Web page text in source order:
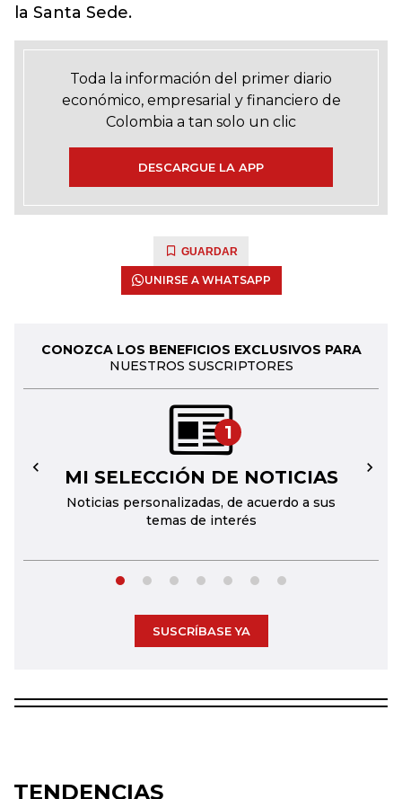
la Santa Sede.
Toda la información del primer diario
económico, empresarial y financiero de
Colombia a tan solo un clic
DESCARGUE LA APP
GUARDAR
UNIRSE A WHATSAPP
CONOZCA LOS BENEFICIOS EXCLUSIVOS PARA
NUESTROS SUSCRIPTORES
1
MI SELECCIÓN DE NOTICIAS
Noticias personalizadas, de acuerdo a sus
temas de interés
← →
SUSCRÍBASE YA
TENDENCIAS